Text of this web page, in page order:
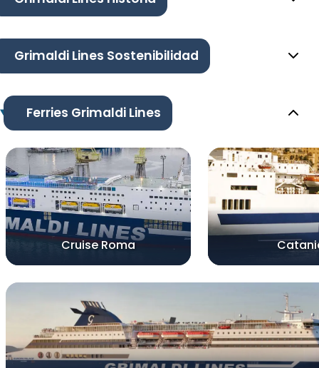
Grimaldi Lines Sostenibilidad
Ferries Grimaldi Lines
Cruise Roma